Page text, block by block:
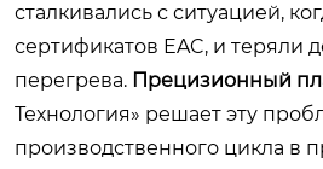
сталкивались с ситуацией,
сертификатов EAC, и теряли
перегрева. Прецизионный
Технология» решает эту
производственного цикла в